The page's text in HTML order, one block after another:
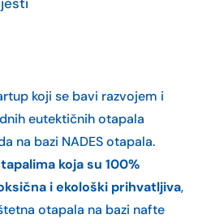
koji se bavi razvojem i
eutektičnih otapala
na bazi NADES otapala.
koja su 100%
i ekološki prihvatljiva,
otapala na bazi nafte